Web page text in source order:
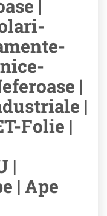
|
|
|
Folie |
|
| Ape